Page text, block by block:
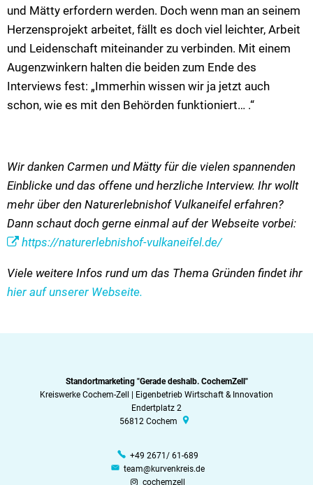
und Mätty erfordern werden. Doch wenn man an seinem
Herzensprojekt arbeitet, fällt es doch viel leichter, Arbeit
und Leidenschaft miteinander zu verbinden. Mit einem
Augenzwinkern halten die beiden zum Ende des
Interviews fest: „Immerhin wissen wir ja jetzt auch
schon, wie es mit den Behörden funktioniert… .“
Wir danken Carmen und Mätty für die vielen spannenden
Einblicke und das offene und herzliche Interview. Ihr wollt
mehr über den Naturerlebnishof Vulkaneifel erfahren?
Dann schaut doch gerne einmal auf der Webseite vorbei:
https://naturerlebnishof-vulkaneifel.de/
Viele weitere Infos rund um das Thema Gründen findet ihr
hier auf unserer Webseite.
Standortmarketing "Gerade deshalb. CochemZell"
Kreiswerke Cochem-Zell | Eigenbetrieb Wirtschaft & Innovation
Endertplatz 2
56812 Cochem
+49 2671/ 61-689
team@kurvenkreis.de
cochemzell